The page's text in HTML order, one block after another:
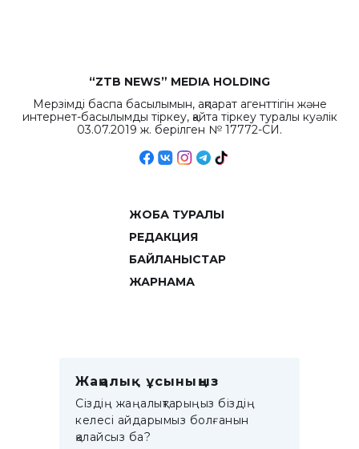
“ZTB NEWS” MEDIA HOLDING
Мерзімді баспа басылымын, ақпарат агенттігін және
интернет-басылымды тіркеу, қайта тіркеу туралы куәлік
03.07.2019 ж. берілген № 17772-СИ.
ЖОБА ТУРАЛЫ
РЕДАКЦИЯ
БАЙЛАНЫСТАР
ЖАРНАМА
Жаңалық ұсыныңыз
Сіздің жаңалықтарыңыз біздің
келесі айдарымыз болғанын
қалайсыз ба?